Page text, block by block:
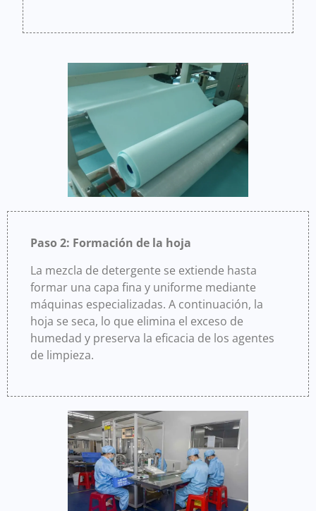
Paso 2: Formación de la hoja
La mezcla de detergente se extiende hasta
formar una capa fina y uniforme mediante
máquinas especializadas. A continuación, la
hoja se seca, lo que elimina el exceso de
humedad y preserva la eficacia de los agentes
de limpieza.